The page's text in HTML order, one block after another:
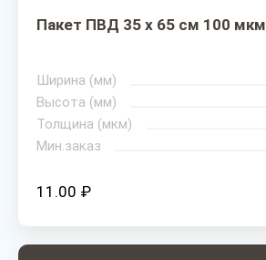
Пакет ПВД 35 х 65 см 100 мкм
Ширина (мм)
Высота (мм)
Толщина (мкм)
Мин.заказ
11.00 ₽